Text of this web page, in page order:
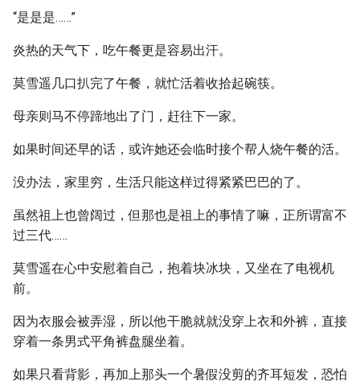
“是是是……”
炎热的天气下，吃午餐更是容易出汗。
莫雪遥几口扒完了午餐，就忙活着收拾起碗筷。
母亲则马不停蹄地出了门，赶往下一家。
如果时间还早的话，或许她还会临时接个帮人烧午餐的活。
没办法，家里穷，生活只能这样过得紧紧巴巴的了。
虽然祖上也曾阔过，但那也是祖上的事情了嘛，正所谓富不
过三代……
莫雪遥在心中安慰着自己，抱着块冰块，又坐在了电视机
前。
因为衣服会被弄湿，所以他干脆就就没穿上衣和外裤，直接
穿着一条男式平角裤盘腿坐着。
如果只看背影，再加上那头一个暑假没剪的齐耳短发，恐怕